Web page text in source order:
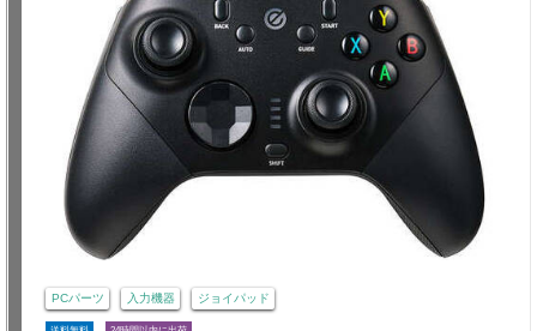
PCパーツ 入力機器 ジョイパッド